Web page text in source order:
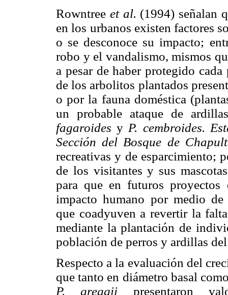
Rowntree et al. (1994) señalan
en los urbanos existen factores
o se desconoce su impacto;
robo y el vandalismo, mismos
a pesar de haber protegido
de los arbolitos plantados
o por la fauna doméstica
un probable ataque de
fagaroides y P. cembroides.
Sección del Bosque de
recreativas y de esparcimiento;
de los visitantes y sus
para que en futuros
impacto humano por medio
que coadyuven a revertir la
mediante la plantación de
población de perros y ardillas
Respecto a la evaluación del
que tanto en diámetro basal
P. greggii presentaron